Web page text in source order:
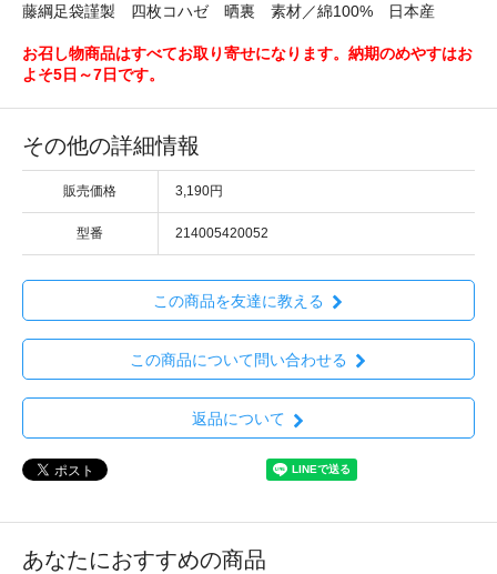
藤綱足袋謹製 四枚コハゼ 晒裏 素材／綿100% 日本産
お召し物商品はすべてお取り寄せになります。納期のめやすはお
よそ5日～7日です。
その他の詳細情報
販売価格 3,190円
型番 214005420052
この商品を友達に教える
この商品について問い合わせる
返品について
あなたにおすすめの商品